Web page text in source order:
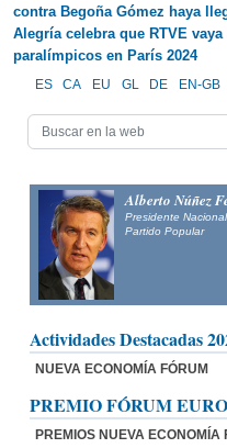
contra Begoña Gómez haya
Alegría celebra que RTVE
paralímpicos en París 2024
ES CA EU GL DE EN-GB
Alberto Núñez
Presidente
Partido Popular
Actividades Destacadas
NUEVA ECONOMÍA FÓRUM
PREMIO FÓRUM
PREMIOS NUEVA ECONOMÍA